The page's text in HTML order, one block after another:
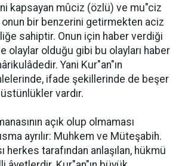
kapsayan mûciz (özlü) ve mu"ciz
bir benzerini getirmekten aciz
sahiptir. Onun için haber verdiği
olaylar olduğu gibi bu olayları haber
Yani Kur"an"ın
ifade şekillerinde de beşer
vardır.
açık olup olmaması
ayrılır: Muhkem ve Müteşabih.
herkes tarafından anlaşılan, hükmü